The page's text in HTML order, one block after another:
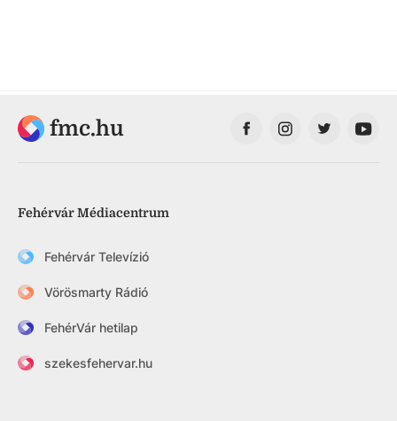
fmc.hu
Fehérvár Médiacentrum
Fehérvár Televízió
Vörösmarty Rádió
FehérVár hetilap
szekesfehervar.hu